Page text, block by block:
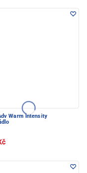
- PEC POD SNĚŽKOU
Warm Intensity